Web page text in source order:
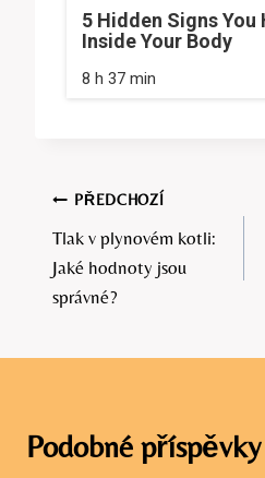
5 Hidden Signs You
Inside Your Body
8 h 37 min
Navigace
pro
příspěvek
PŘEDCHOZÍ
Tlak v plynovém kotli:
Jaké hodnoty jsou
správné?
Podobné příspěvky